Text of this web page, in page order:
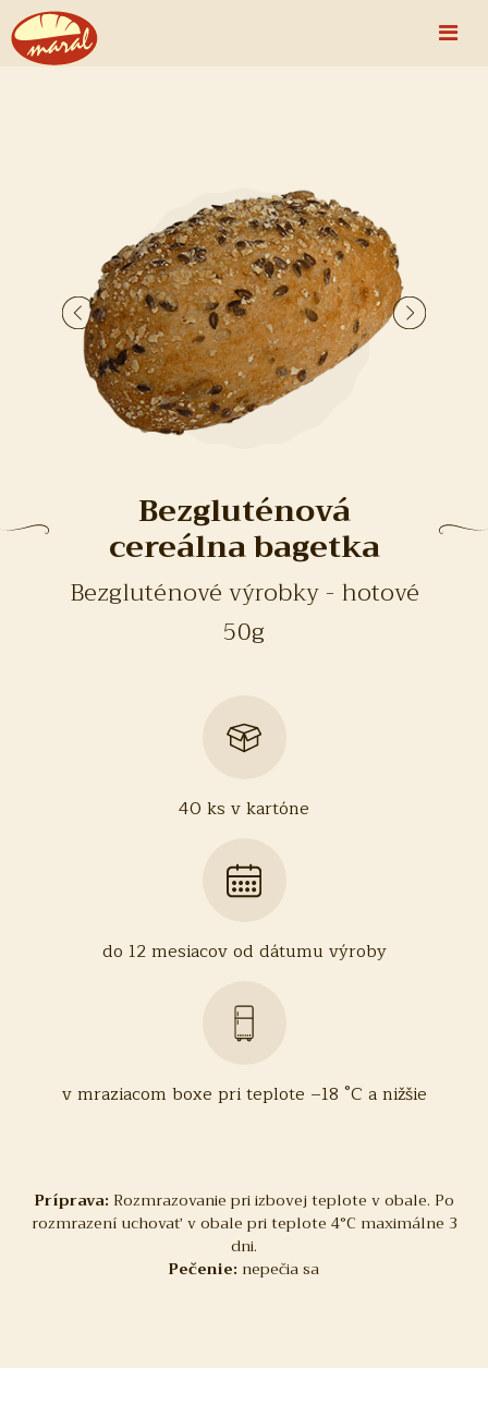
Bezgluténová
cereálna bagetka
Bezgluténové výrobky - hotové
50g
40 ks v kartóne
do 12 mesiacov od dátumu výroby
v mraziacom boxe pri teplote –18 °C a nižšie
Príprava: Rozmrazovanie pri izbovej teplote v obale. Po
rozmrazení uchovať v obale pri teplote 4°C maximálne 3
dni.
Pečenie: nepečia sa